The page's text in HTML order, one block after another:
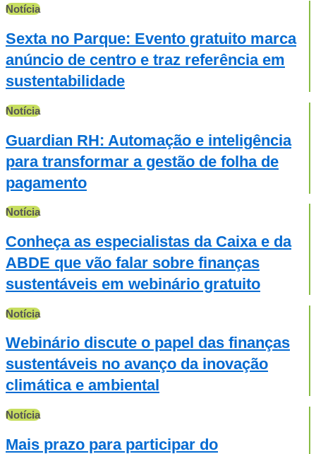
Notícia
Sexta no Parque: Evento gratuito marca
anúncio de centro e traz referência em
sustentabilidade
Notícia
Guardian RH: Automação e inteligência
para transformar a gestão de folha de
pagamento
Notícia
Conheça as especialistas da Caixa e da
ABDE que vão falar sobre finanças
sustentáveis em webinário gratuito
Notícia
Webinário discute o papel das finanças
sustentáveis no avanço da inovação
climática e ambiental
Notícia
Mais prazo para participar do